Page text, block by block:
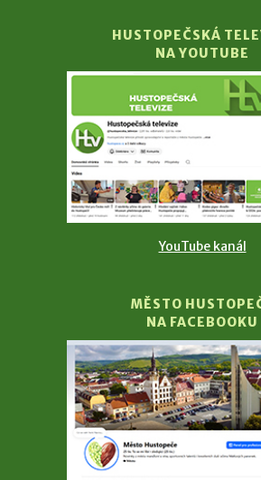
HUSTOPEČSKÁ
NA YOUTUBE
YouTube kanál
MĚSTO
NA FACEBOOKU